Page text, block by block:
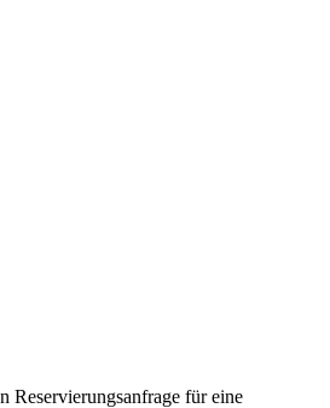
Reservierungsanfrage für eine